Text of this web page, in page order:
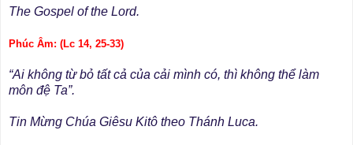
The Gospel of the Lord.
Phúc Âm: (Lc 14, 25-33)
“Ai không từ bỏ tất cả của cải mình có, thì không thể làm
môn đệ Ta”.
Tin Mừng Chúa Giêsu Kitô theo Thánh Luca.